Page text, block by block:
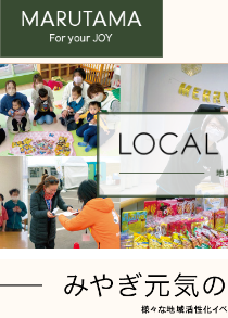
USE OF SPACE-空間の活用-
LOCAL ACTIVITY -地域との活
SHOP-店舗紹介-